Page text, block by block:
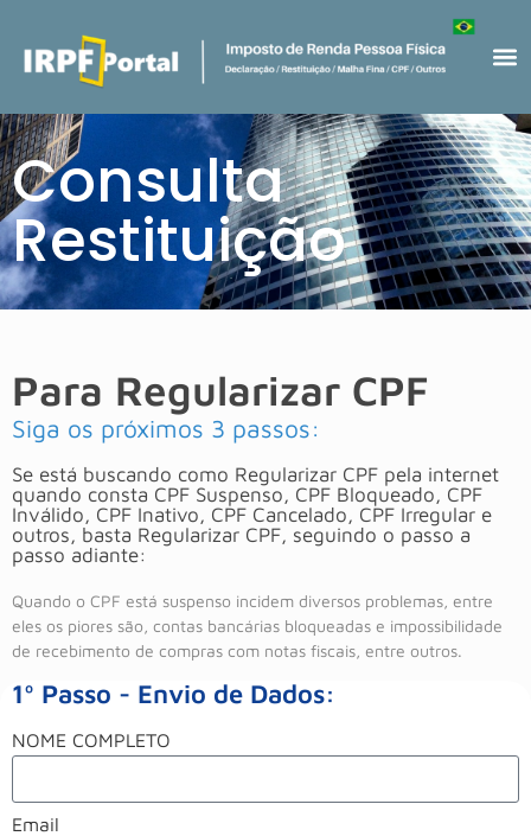
Consulta
Restituição
Para Regularizar CPF
Siga os próximos 3 passos:
Se está buscando como Regularizar CPF pela internet
quando consta CPF Suspenso, CPF Bloqueado, CPF
Inválido, CPF Inativo, CPF Cancelado, CPF Irregular e
outros, basta Regularizar CPF, seguindo o passo a
passo adiante:
Quando o CPF está suspenso incidem diversos problemas, entre
eles os piores são, contas bancárias bloqueadas e impossibilidade
de recebimento de compras com notas fiscais, entre outros.
1º Passo - Envio de Dados:
NOME COMPLETO
Email